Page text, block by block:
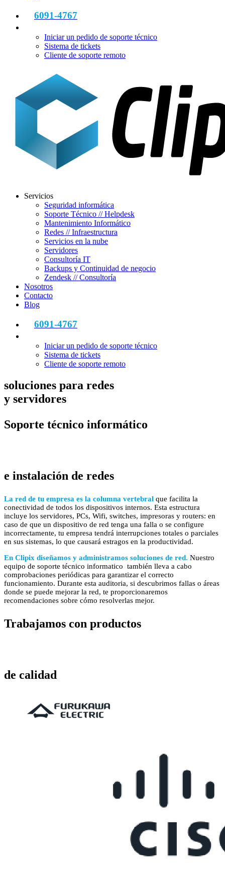
6091-4767
Iniciar un pedido de soporte técnico
Sistema de tickets
Cliente de soporte remoto
Servicios
Seguridad informática
Soporte Técnico // Helpdesk
Mantenimiento Informático
Redes // Infraestructura
Servicios en la nube
Servidores
Consultoría IT
Backups y Continuidad de negocio
Zendesk // Consultoría
Nosotros
Contacto
Blog
6091-4767
Iniciar un pedido de soporte técnico
Sistema de tickets
Cliente de soporte remoto
soluciones para redes
y servidores
Soporte técnico informático
e instalación de redes
La red de tu empresa es la columna vertebral que facilita la
conectividad de todos los dispositivos internos. Esta estructura
incluye los servidores, PCs, Wifi, switches, impresoras y routers: en
caso de que un dispositivo de red tenga una falla o se configure
incorrectamente, tu empresa tendrá interrupciones totales o parciales
en sus sistemas, lo que causará estragos en la productividad. ​
En Clipix diseñamos y administramos soluciones de red. Nuestro
equipo de soporte técnico informatico también lleva a cabo
comprobaciones periódicas para garantizar el correcto
funcionamiento. Durante esta auditoria, si descubrimos fallas o áreas
donde se puede mejorar la red, te proporcionaremos
recomendaciones sobre cómo resolverlas mejor.
Trabajamos con productos
de calidad